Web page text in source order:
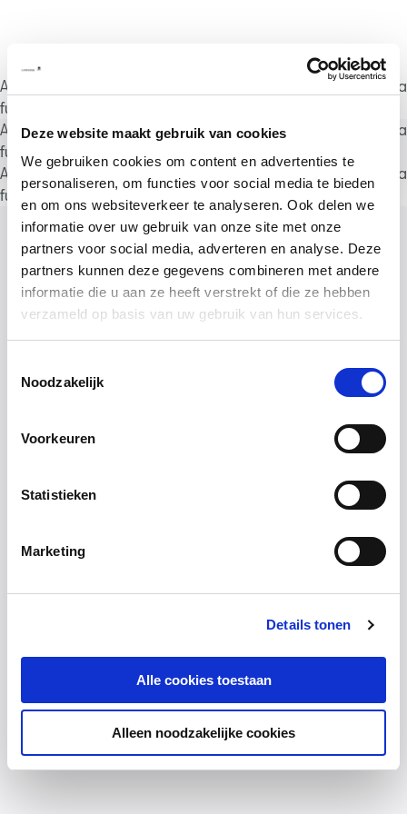
Deze website maakt gebruik van cookies
We gebruiken cookies om content en advertenties te
personaliseren, om functies voor social media te bieden
en om ons websiteverkeer te analyseren. Ook delen we
informatie over uw gebruik van onze site met onze
partners voor social media, adverteren en analyse. Deze
partners kunnen deze gegevens combineren met andere
informatie die u aan ze heeft verstrekt of die ze hebben
verzameld op basis van uw gebruik van hun services.
Noodzakelijk
Voorkeuren
Statistieken
Marketing
Details tonen
Alle cookies toestaan
Alleen noodzakelijke cookies
A rendering error occurred:
a.substring(...).replaceAll is not a
function
A rendering error occurred:a.substring(...).replaceAll is not a
function
A rendering error occurred:
a.substring(...).replaceAll is not a
function